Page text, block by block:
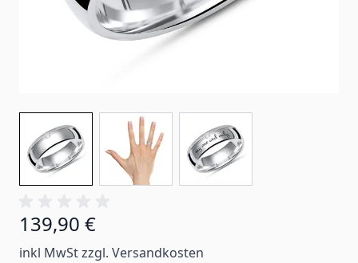
Ab:
139,90 €
inkl MwSt zzgl. Versandkosten